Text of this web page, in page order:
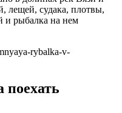
лещей, судака, плотвы,
и рыбалка на нем
rybalka-v-
поехать